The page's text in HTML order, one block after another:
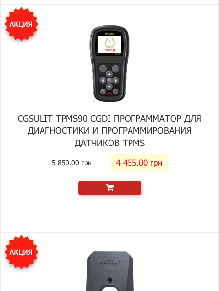
CGSULIT TPMS90 CGDI ПРОГРАММАТОР ДЛЯ
ДИАГНОСТИКИ И ПРОГРАММИРОВАНИЯ
ДАТЧИКОВ TPMS
5 850.00 грн 4 455.00 грн